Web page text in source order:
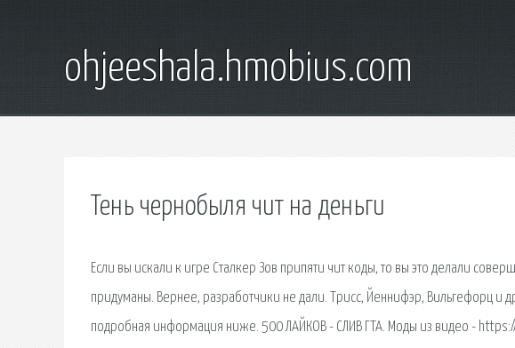
ohjeeshala.hmobius.com
Тень чернобыля чит на деньги
Если вы искали к игре Сталкер Зов припяти чит коды, то вы это делали
придуманы. Вернее, разработчики не дали. Трисс, Йеннифэр, Вильгефорц и
подробная информация ниже. 500 ЛАЙКОВ - СЛИВ ГТА. Моды из видео -